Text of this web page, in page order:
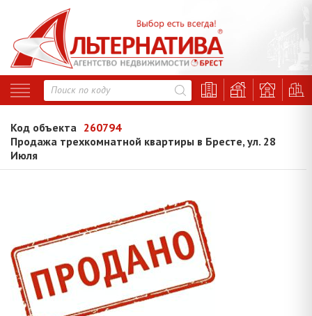
Код объекта 260794
Продажа трехкомнатной квартиры в Бресте, ул. 28
Июля